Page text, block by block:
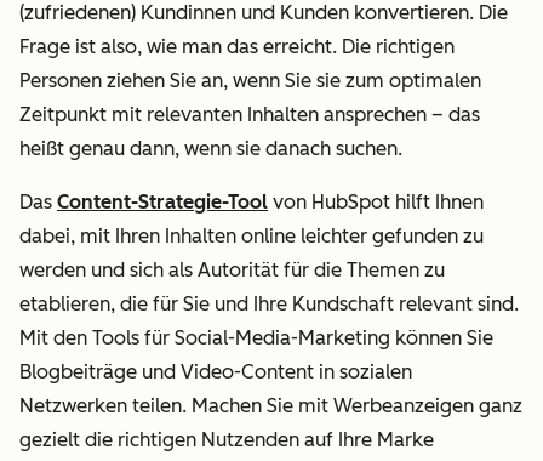
(zufriedenen) Kundinnen und Kunden konvertieren. Die
Frage ist also, wie man das erreicht. Die richtigen
Personen ziehen Sie an, wenn Sie sie zum optimalen
Zeitpunkt mit relevanten Inhalten ansprechen – das
heißt genau dann, wenn sie danach suchen.
Das Content-Strategie-Tool von HubSpot hilft Ihnen
dabei, mit Ihren Inhalten online leichter gefunden zu
werden und sich als Autorität für die Themen zu
etablieren, die für Sie und Ihre Kundschaft relevant sind.
Mit den Tools für Social-Media-Marketing können Sie
Blogbeiträge und Video-Content in sozialen
Netzwerken teilen. Machen Sie mit Werbeanzeigen ganz
gezielt die richtigen Nutzenden auf Ihre Marke